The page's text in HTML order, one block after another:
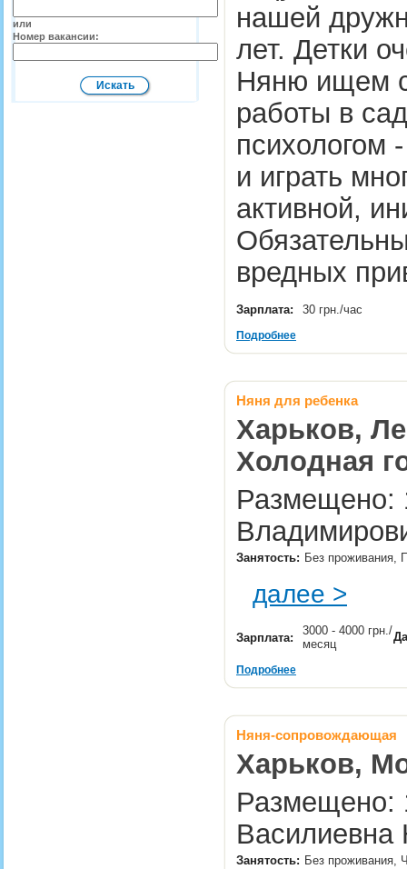
или
Номер вакансии:
нашей
лет. Детки
Няню ищем
работы в
психологом
и играть
активной,
вредных
Зарплата: 30 грн./час
Подробнее
Няня для ребенка
Харьков,
Холодная
Размещено:
Занятость: Без проживания,
далее >
Зарплата:
3000 - 4000 грн./
месяц
Подробнее
Няня-сопровождающая
Харьков,
Размещено:
Василиевна
Занятость: Без проживания,